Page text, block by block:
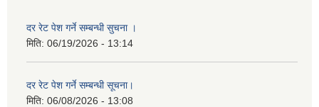
दर रेट पेश गर्ने सम्बन्धी सुचना ।
मिति: 06/19/2026 - 13:14
दर रेट पेश गर्ने सम्बन्धी सूचना।
मिति: 06/08/2026 - 13:08